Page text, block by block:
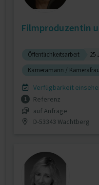
Filmproduzentin
Öffentlichkeitsarbeit 25
Kameramann / Kamerafrau
Verfügbarkeit
1
Referenz
auf Anfrage
D-53343 Wachtberg